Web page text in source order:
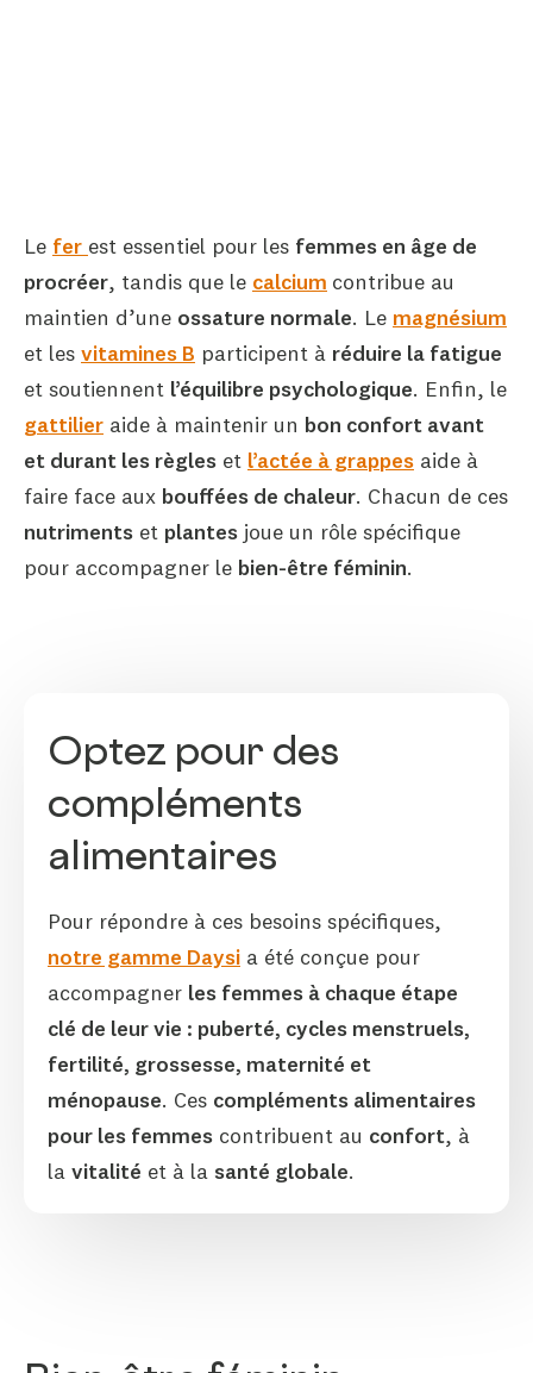
Le fer est essentiel pour les femmes en âge de
procréer, tandis que le calcium contribue au
maintien d’une ossature normale. Le magnésium
et les vitamines B participent à réduire la fatigue
et soutiennent l’équilibre psychologique. Enfin, le
gattilier aide à maintenir un bon confort avant
et durant les règles et l’actée à grappes aide à
faire face aux bouffées de chaleur. Chacun de ces
nutriments et plantes joue un rôle spécifique
pour accompagner le bien-être féminin.
Optez pour des
compléments
alimentaires
Pour répondre à ces besoins spécifiques,
notre gamme Daysi a été conçue pour
accompagner les femmes à chaque étape
clé de leur vie : puberté, cycles menstruels,
fertilité, grossesse, maternité et
ménopause. Ces compléments alimentaires
pour les femmes contribuent au confort, à
la vitalité et à la santé globale.